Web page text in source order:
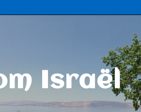
Israël